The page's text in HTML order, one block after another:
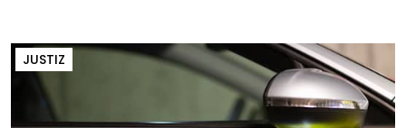
JUSTIZ